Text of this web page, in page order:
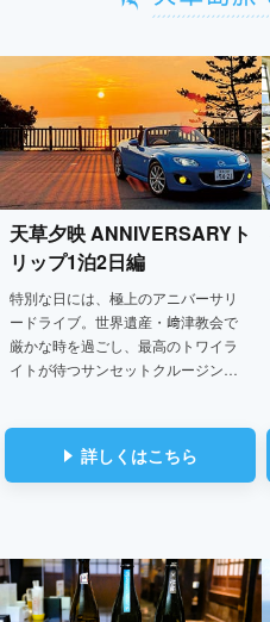
天草夕映 ANNIVERSARYト
リップ1泊2日編
特別な日には、極上のアニバーサリ
ードライブ。世界遺産・﨑津教会で
厳かな時を過ごし、最高のトワイラ
イトが待つサンセットクルージン…
詳しくはこちら